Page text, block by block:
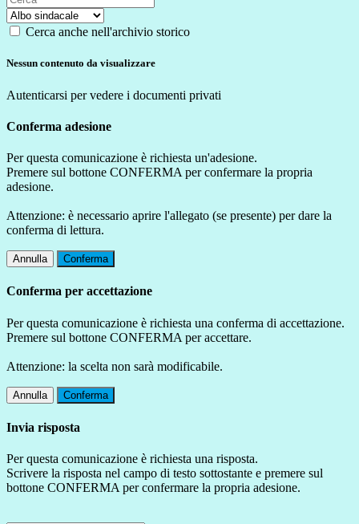
Cerca anche nell'archivio storico
Nessun contenuto da visualizzare
Autenticarsi per vedere i documenti privati
Conferma adesione
Per questa comunicazione è richiesta un'adesione.
Premere sul bottone CONFERMA per confermare la propria
adesione.
Attenzione: è necessario aprire l'allegato (se presente) per dare la
conferma di lettura.
Annulla Conferma
Conferma per accettazione
Per questa comunicazione è richiesta una conferma di accettazione.
Premere sul bottone CONFERMA per accettare.
Attenzione: la scelta non sarà modificabile.
Annulla Conferma
Invia risposta
Per questa comunicazione è richiesta una risposta.
Scrivere la risposta nel campo di testo sottostante e premere sul
bottone CONFERMA per confermare la propria adesione.